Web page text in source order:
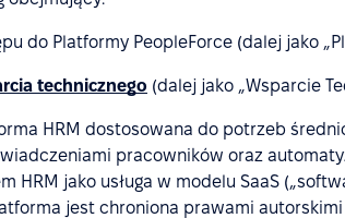
do Platformy PeopleForce (dalej jako
technicznego (dalej jako „Wsparcie
HRM dostosowana do potrzeb
pracowników oraz
HRM jako usługa w modelu SaaS
jest chroniona prawami